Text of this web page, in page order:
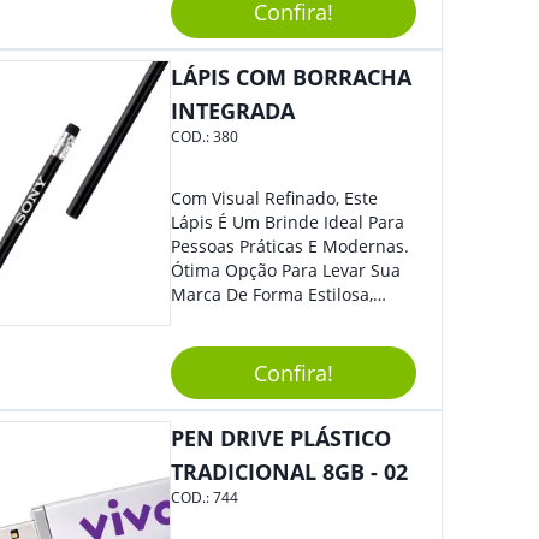
Mesmo Para Presentear
Colaboradores.
Confira!
LÁPIS COM BORRACHA
INTEGRADA
COD.:380
Com Visual Refinado, Este
Lápis É Um Brinde Ideal Para
Pessoas Práticas E Modernas.
Ótima Opção Para Levar Sua
Marca De Forma Estilosa,
Empresa Em Eventos,
Reuniões Corporativas Ou Até
Mesmo Para Presentear
Colaboradores E Parceiros De
Sua Empresa.
Confira!
PEN DRIVE PLÁSTICO
TRADICIONAL 8GB - 02
COD.:744